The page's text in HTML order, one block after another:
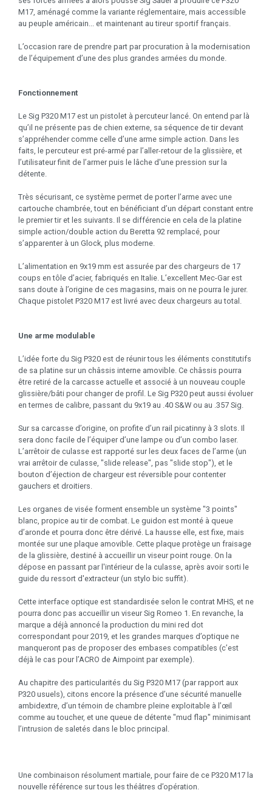
M17, aménagé comme la variante réglementaire, mais accessible
au peuple américain... et maintenant au tireur sportif français.
L’occasion rare de prendre part par procuration à la modernisation
de l’équipement d’une des plus grandes armées du monde.
Fonctionnement
Le Sig P320 M17 est un pistolet à percuteur lancé. On entend par là
qu’il ne présente pas de chien externe, sa séquence de tir devant
s’appréhender comme celle d’une arme simple action. Dans les
faits, le percuteur est pré-armé par l’aller-retour de la glissière, et
l’utilisateur finit de l’armer puis le lâche d'une pression sur la
détente.
Très sécurisant, ce système permet de porter l’arme avec une
cartouche chambrée, tout en bénéficiant d’un départ constant entre
le premier tir et les suivants. Il se différencie en cela de la platine
simple action/double action du Beretta 92 remplacé, pour
s’apparenter à un Glock, plus moderne.
L’alimentation en 9x19 mm est assurée par des chargeurs de 17
coups en tôle d’acier, fabriqués en Italie. L’excellent Mec-Gar est
sans doute à l’origine de ces magasins, mais on ne pourra le jurer.
Chaque pistolet P320 M17 est livré avec deux chargeurs au total.
Une arme modulable
L’idée forte du Sig P320 est de réunir tous les éléments constitutifs
de sa platine sur un châssis interne amovible. Ce châssis pourra
être retiré de la carcasse actuelle et associé à un nouveau couple
glissière/bâti pour changer de profil. Le Sig P320 peut aussi évoluer
en termes de calibre, passant du 9x19 au .40 S&W ou au .357 Sig.
Sur sa carcasse d’origine, on profite d’un rail picatinny à 3 slots. Il
sera donc facile de l’équiper d’une lampe ou d’un combo laser.
L’arrêtoir de culasse est rapporté sur les deux faces de l’arme (un
vrai arrêtoir de culasse, "slide release", pas "slide stop"), et le
bouton d’éjection de chargeur est réversible pour contenter
gauchers et droitiers.
Les organes de visée forment ensemble un système "3 points"
blanc, propice au tir de combat. Le guidon est monté à queue
d’aronde et pourra donc être dérivé. La hausse elle, est fixe, mais
montée sur une plaque amovible. Cette plaque protège un fraisage
de la glissière, destiné à accueillir un viseur point rouge. On la
dépose en passant par l'intérieur de la culasse, après avoir sorti le
guide du ressort d'extracteur (un stylo bic suffit).
Cette interface optique est standardisée selon le contrat MHS, et ne
pourra donc pas accueillir un viseur Sig Romeo 1. En revanche, la
marque a déjà annoncé la production du mini red dot
correspondant pour 2019, et les grandes marques d’optique ne
manqueront pas de proposer des embases compatibles (c’est
déjà le cas pour l’ACRO de Aimpoint par exemple).
Au chapitre des particularités du Sig P320 M17 (par rapport aux
P320 usuels), citons encore la présence d’une sécurité manuelle
ambidextre, d’un témoin de chambre pleine exploitable à l’œil
comme au toucher, et une queue de détente "mud flap" minimisant
l’intrusion de saletés dans le bloc principal.
Une combinaison résolument martiale, pour faire de ce P320 M17 la
nouvelle référence sur tous les théâtres d’opération.